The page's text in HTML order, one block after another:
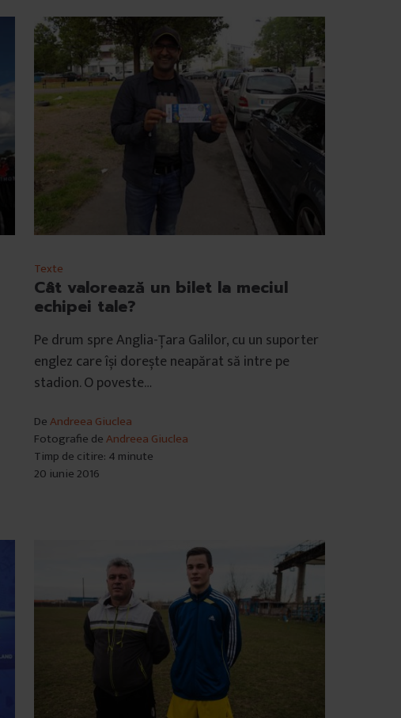
Texte
Cât valorează un bilet la meciul
echipei tale?
Pe drum spre Anglia-Țara Galilor, cu un suporter
englez care își dorește neapărat să intre pe
stadion. O poveste…
DeAndreea Giuclea
Fotografie deAndreea Giuclea
Timp de citire: 4 minute
20 iunie 2016